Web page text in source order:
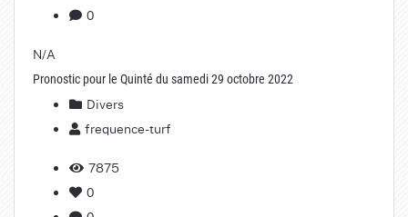
0
N/A
Pronostic pour le Quinté du samedi 29 octobre 2022
Divers
frequence-turf
7875
0